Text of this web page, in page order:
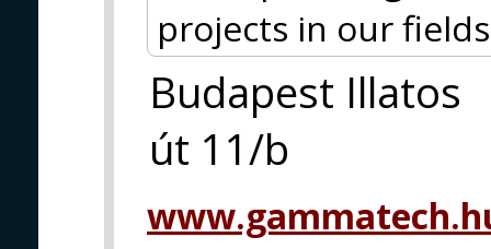
projects in our
Budapest Illatos
út 11/b